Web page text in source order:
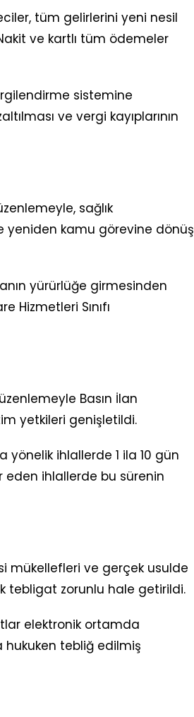
tüm gelirlerini yeni nesil
ve kartlı tüm ödemeler
sistemine
ve vergi kayıplarının
sağlık
yeniden kamu görevine dönüş
yürürlüğe girmesinden
Hizmetleri Sınıfı
Basın İlan
yetkileri genişletildi.
yönelik ihlallerde 1 ila 10 gün
eden ihlallerde bu sürenin
mükellefleri ve gerçek usulde
tebligat zorunlu hale getirildi.
elektronik ortamda
tebliğ edilmiş